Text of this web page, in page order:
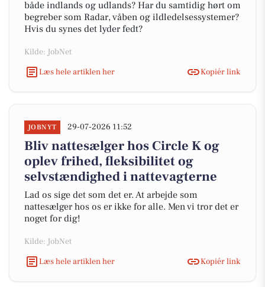
både indlands og udlands? Har du samtidig hørt om
begreber som Radar, våben og ildledelsessystemer?
Hvis du synes det lyder fedt?
Kilde: JobNet
Læs hele artiklen her
Kopiér link
JOBNYT 29-07-2026 11:52
Bliv nattesælger hos Circle K og
oplev frihed, fleksibilitet og
selvstændighed i nattevagterne
Lad os sige det som det er. At arbejde som
nattesælger hos os er ikke for alle. Men vi tror det er
noget for dig!
Kilde: JobNet
Læs hele artiklen her
Kopiér link